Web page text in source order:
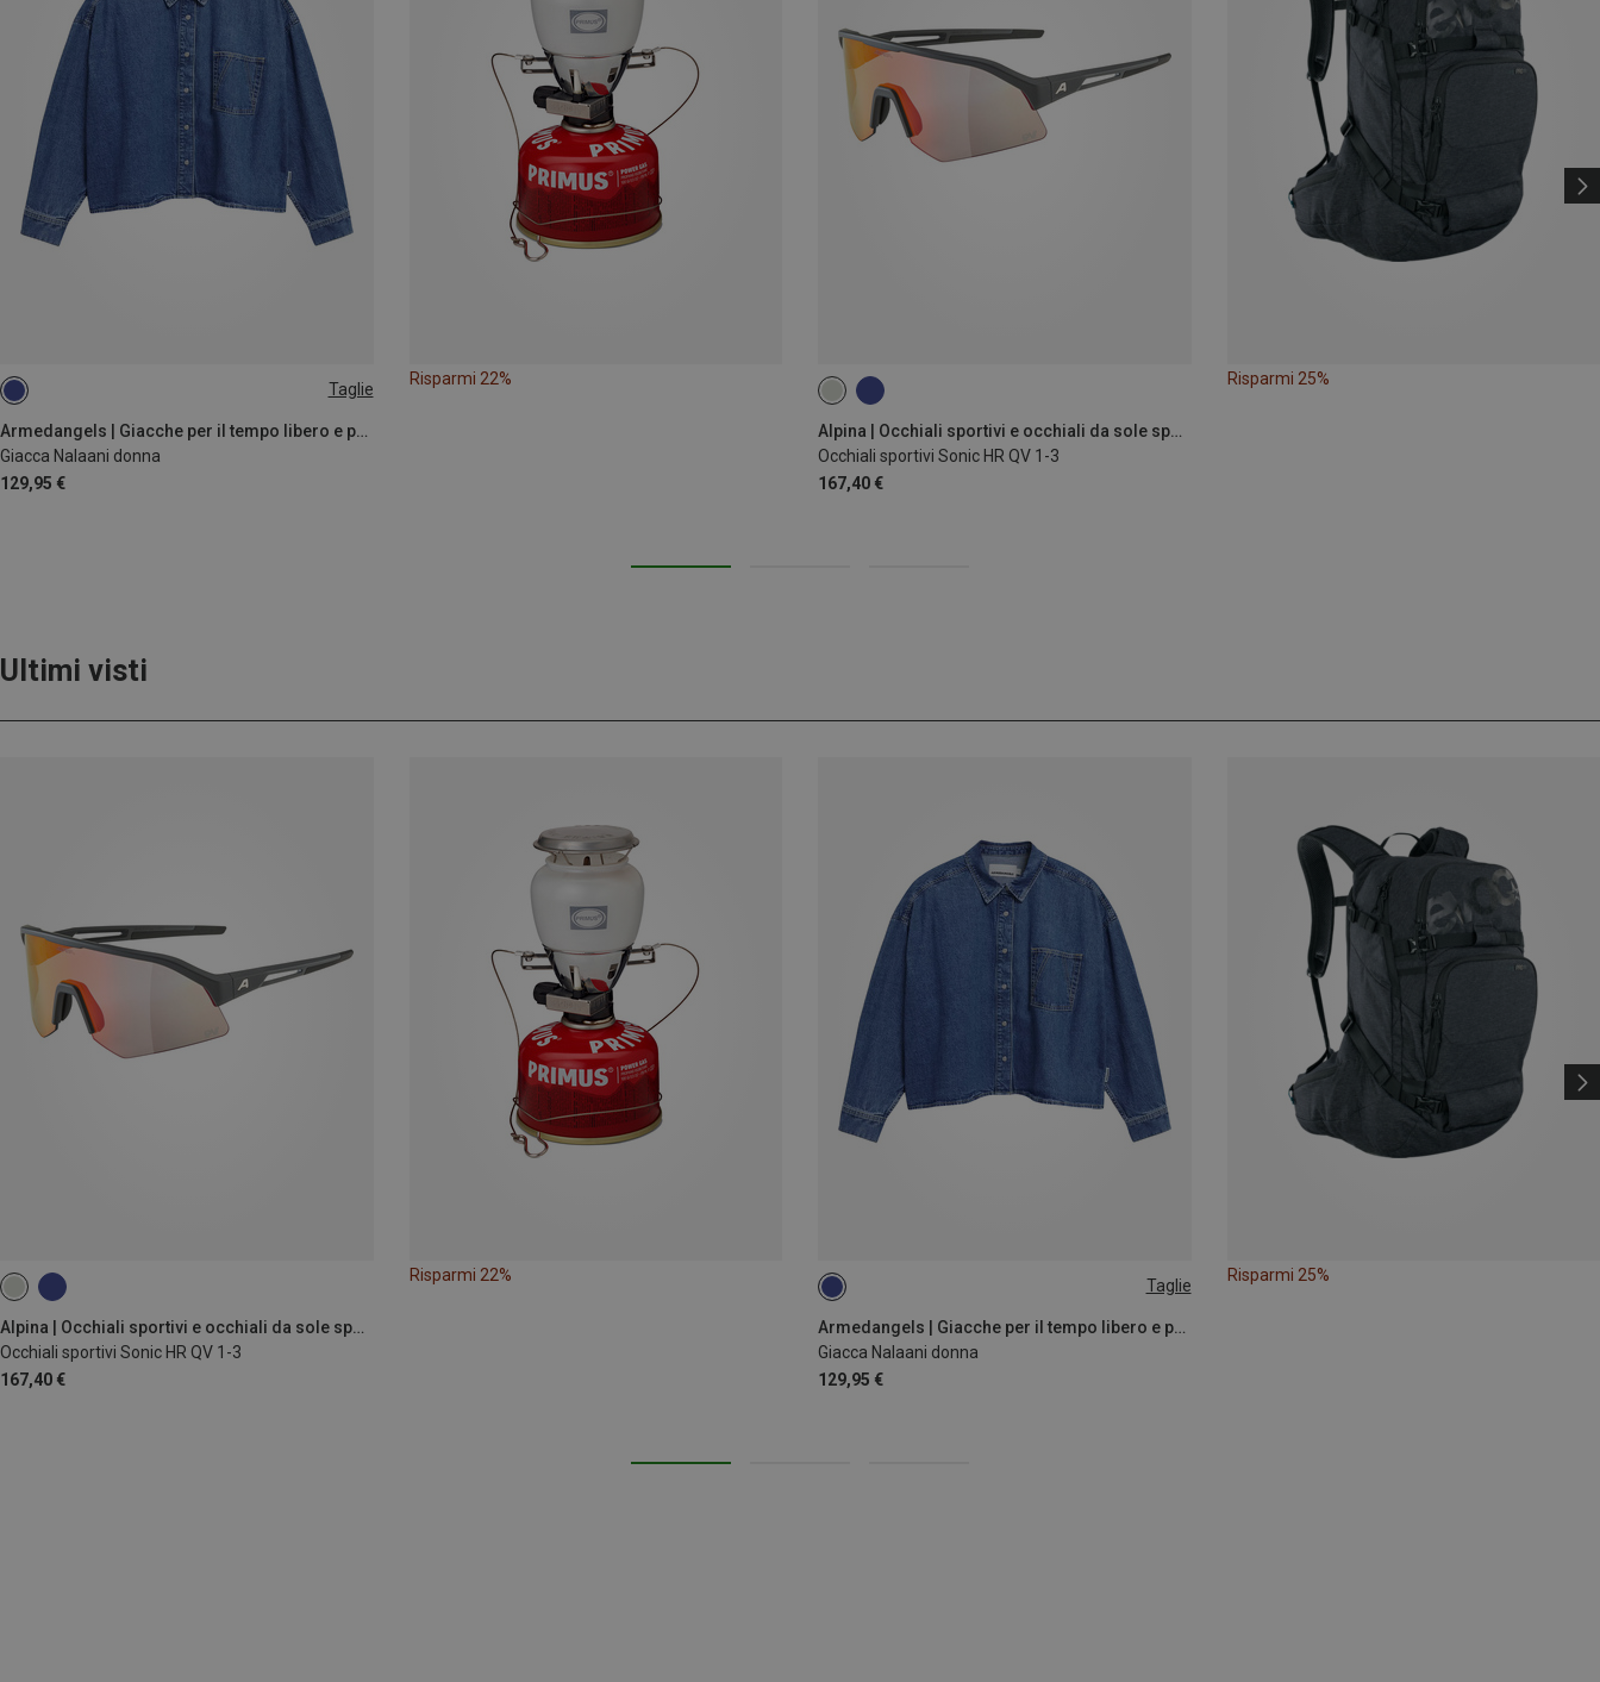
Taglie
Armedangels | Giacche per il tempo libero e parka
Giacca Nalaani donna
129,95 €
XS
Risparmi 22%
Alpina | Occhiali sportivi e occhiali da sole sportivi
Occhiali sportivi Sonic HR QV 1-3
167,40 €
Risparmi 25%
Ultimi visti
Alpina | Occhiali sportivi e occhiali da sole sportivi
Occhiali sportivi Sonic HR QV 1-3
167,40 €
Risparmi 22%
Taglie
Armedangels | Giacche per il tempo libero e parka
Giacca Nalaani donna
129,95 €
XS
Risparmi 25%